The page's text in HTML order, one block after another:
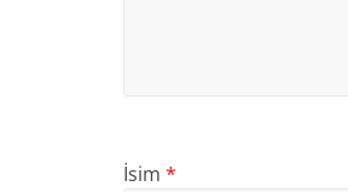
İsim *